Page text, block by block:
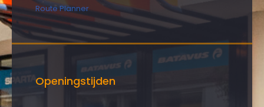
Route Planner
Openingstijden